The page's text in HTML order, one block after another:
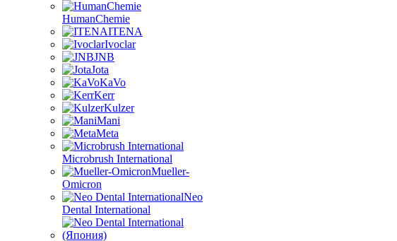
HumanChemie
ITENA
Ivoclar
JNB
Jota
KaVo
Kerr
Kulzer
Mani
Meta
Microbrush International
Mueller-
Omicron
Neo
Dental International